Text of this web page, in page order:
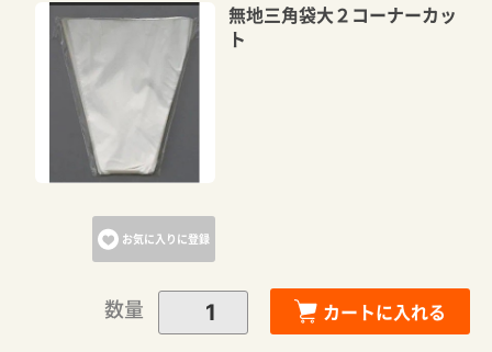
お気に入りに登録
無地三角袋大２コーナーカッ
ト
数量 カートに入れる